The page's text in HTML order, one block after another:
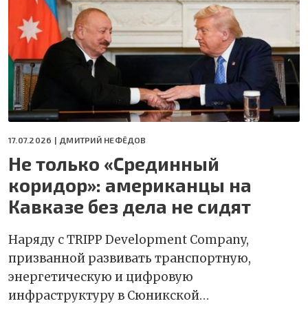
17.07.2026 | ДМИТРИЙ НЕФЁДОВ
Не только «Срединный
коридор»: американцы на
Кавказе без дела не сидят
Наряду с TRIPP Development Company,
призванной развивать транспортную,
энергетическую и цифровую
инфраструктуру в Сюникской…